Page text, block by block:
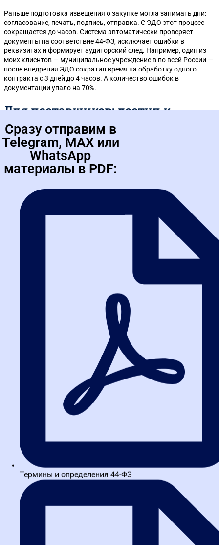
Раньше подготовка извещения о закупке могла занимать дни:
согласование, печать, подпись, отправка. С ЭДО этот процесс
сокращается до часов. Система автоматически проверяет
документы на соответствие 44-ФЗ, исключает ошибки в
реквизитах и формирует аудиторский след. Например, один из
моих клиентов — муниципальное учреждение в по всей России —
после внедрения ЭДО сократил время на обработку одного
контракта с 3 дней до 4 часов. А количество ошибок в
документации упало на 70%.
Для поставщиков: доступ к
торгам без границ
Поставщикам ЭДО открывает двери к закупкам по всей стране.
Вам больше не нужно везти оригиналы документов в другой
регион — все подписывается электронной подписью за минуту.
Это особенно важно для малого и среднего бизнеса, который
логистических издержек. Типичная ситуация: компания из
России выигрывает тендер в России, но из-за задержки
бумажного акта срывает сроки. С ЭДО таких проблем нет.
Переход на ЭДО пугает многих, но если разбить процесс на шаги,
он становится простым и понятным. Вот проверенная схема,
Шаг 1: Выбор аккредитованной
Не все платформы одинаково полезны. Вам нужна система,
которая интегрируется с ЕИС и имеет аккредитацию Минцифры.
Обратите внимание на функционал: поддержка всех видов
документов (счета, акты, договоры), автоматическое
заполнение реквизитов, возможность массовой рассылки.
Популярные варианты — «Диадок», «СБИС», «Калуга Астрал», но
выбор зависит от ваших задач. Например, для работы по 223-ФЗ
часто требуются дополнительные модули.
Шаг 2: Разработка внутреннего
регламента
Технология без правил — хаос. Составьте документ, который
определит: кто отвечает за отправку, кто за подписание, в какие
сроки обрабатываются документы, как действовать при сбоях.
Это спасет от путаницы, когда один сотрудник уходит в отпуск, а
другой не знает, что делать. В моей практике был случай: в
компании из по всей России из-за отсутствия регламента
потеряли контракт на 5 млн рублей — документ просто завис в
Сразу отправим в
Telegram, MAX или
WhatsApp
материалы в PDF:
Термины и определения 44-ФЗ